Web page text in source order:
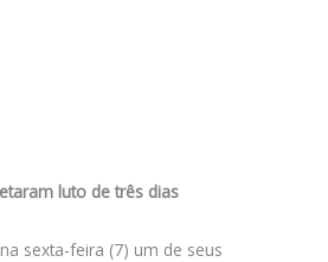
luto de três dias
sexta-feira (7) um de seus